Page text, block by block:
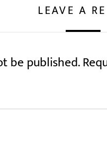
LEAVE A
be published.